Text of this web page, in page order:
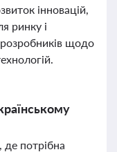
інновацій,
ринку і
щодо
потрібна